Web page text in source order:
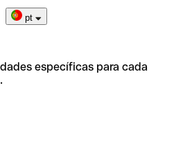
pt
específicas para cada